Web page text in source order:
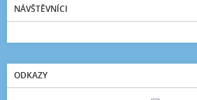
NÁVŠTĚVNÍCI
ODKAZY